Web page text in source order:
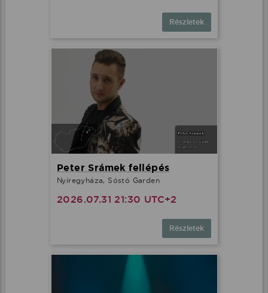
Részletek
Peter Srámek fellépés
Nyíregyháza, Sóstó Garden
2026.07.31 21:30 UTC+2
Részletek